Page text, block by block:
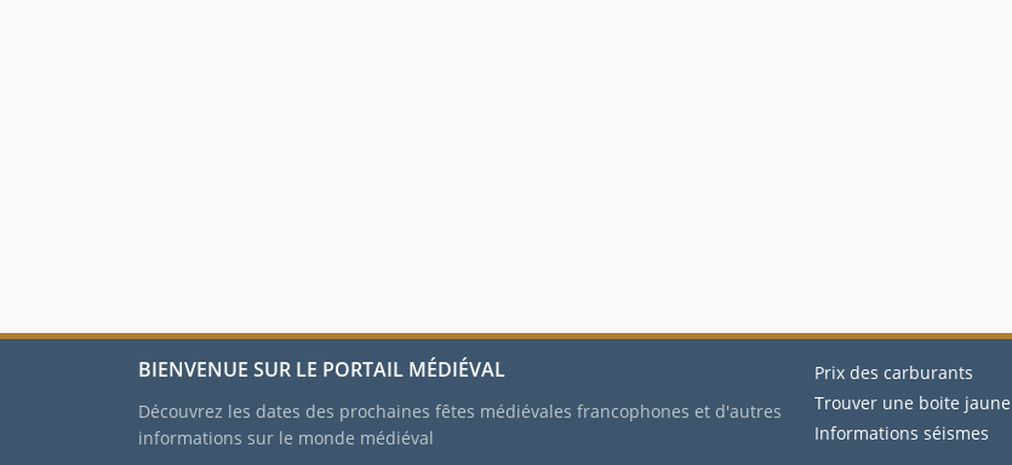
BIENVENUE SUR LE PORTAIL MÉDIÉVAL
Découvrez les dates des prochaines fêtes médiévales francophones et d'autres
informations sur le monde médiéval
Prix des carburants
Trouver une boite jaune
Informations séismes